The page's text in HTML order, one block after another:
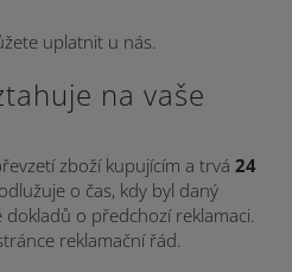
uplatnit u nás.
na vaše
zboží kupujícím a trvá 24
o čas, kdy byl daný
o předchozí reklamaci.
reklamační řád.